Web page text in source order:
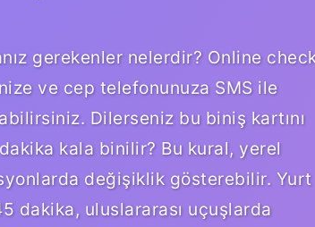
gerekenler nelerdir? Online
ve cep telefonunuza SMS ile
Dilerseniz bu biniş kartını
kala binilir? Bu kural, yerel
değişiklik gösterebilir. Yurt
dakika, uluslararası uçuşlarda